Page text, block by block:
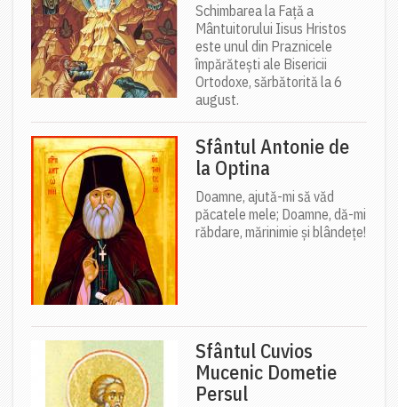
Schimbarea la Față a
Mântuitorului Iisus Hristos
este unul din Praznicele
împărătești ale Bisericii
Ortodoxe, sărbătorită la 6
august.
Sfântul Antonie de
la Optina
Doamne, ajută-mi să văd
păcatele mele; Doamne, dă-mi
răbdare, mărinimie şi blândeţe!
Sfântul Cuvios
Mucenic Dometie
Persul